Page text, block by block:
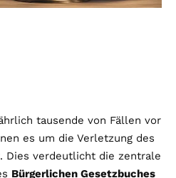
tausende von Fällen vor
es um die Verletzung des
Dies verdeutlicht die zentrale
Bürgerlichen Gesetzbuches